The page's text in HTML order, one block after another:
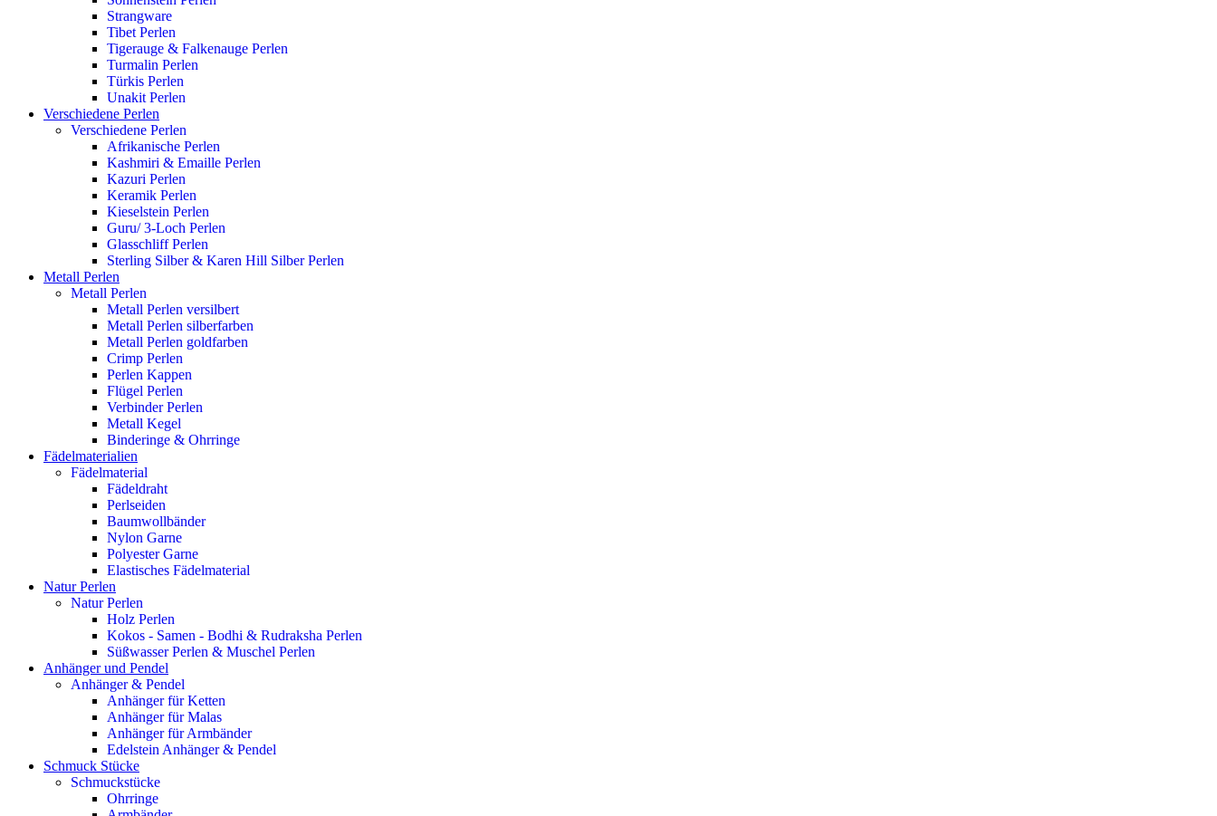
Strangware
Tibet Perlen
Tigerauge & Falkenauge Perlen
Turmalin Perlen
Türkis Perlen
Unakit Perlen
Verschiedene Perlen
Verschiedene Perlen
Afrikanische Perlen
Kashmiri & Emaille Perlen
Kazuri Perlen
Keramik Perlen
Kieselstein Perlen
Guru/ 3-Loch Perlen
Glasschliff Perlen
Sterling Silber & Karen Hill Silber Perlen
Metall Perlen
Metall Perlen
Metall Perlen versilbert
Metall Perlen silberfarben
Metall Perlen goldfarben
Crimp Perlen
Perlen Kappen
Flügel Perlen
Verbinder Perlen
Metall Kegel
Binderinge & Ohrringe
Fädelmaterialien
Fädelmaterial
Fädeldraht
Perlseiden
Baumwollbänder
Nylon Garne
Polyester Garne
Elastisches Fädelmaterial
Natur Perlen
Natur Perlen
Holz Perlen
Kokos - Samen - Bodhi & Rudraksha Perlen
Süßwasser Perlen & Muschel Perlen
Anhänger und Pendel
Anhänger & Pendel
Anhänger für Ketten
Anhänger für Malas
Anhänger für Armbänder
Edelstein Anhänger & Pendel
Schmuck Stücke
Schmuckstücke
Ohrringe